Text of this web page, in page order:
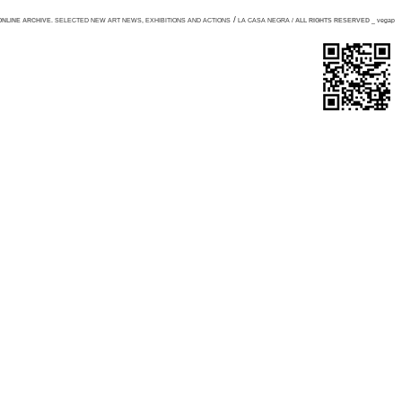
ARCHIVE . SELECTED NEW ART NEWS, EXHIBITIONS AND ACTIONS / LA CASA NEGRA / ALL RIGHTS RESERVED _ vegap